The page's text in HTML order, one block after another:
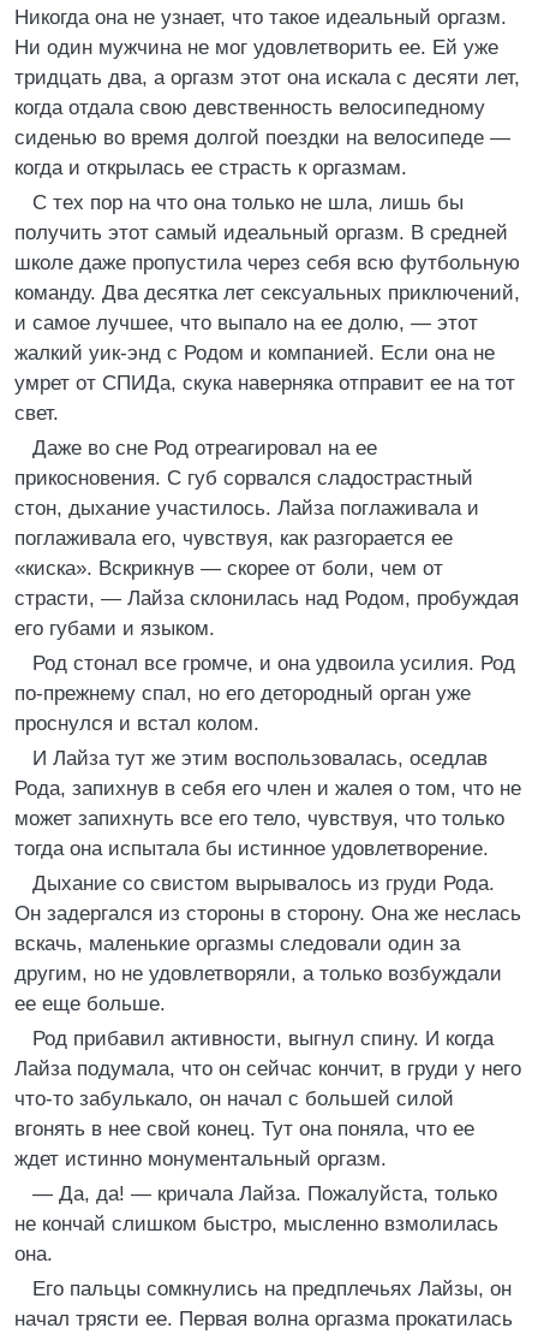
Никогда она не узнает, что такое идеальный оргазм.
Ни один мужчина не мог удовлетворить ее. Ей уже
тридцать два, а оргазм этот она искала с десяти лет,
когда отдала свою девственность велосипедному
сиденью во время долгой поездки на велосипеде —
когда и открылась ее страсть к оргазмам.
С тех пор на что она только не шла, лишь бы
получить этот самый идеальный оргазм. В средней
школе даже пропустила через себя всю футбольную
команду. Два десятка лет сексуальных приключений,
и самое лучшее, что выпало на ее долю, — этот
жалкий уик-энд с Родом и компанией. Если она не
умрет от СПИДа, скука наверняка отправит ее на тот
свет.
Даже во сне Род отреагировал на ее
прикосновения. С губ сорвался сладострастный
стон, дыхание участилось. Лайза поглаживала и
поглаживала его, чувствуя, как разгорается ее
«киска». Вскрикнув — скорее от боли, чем от
страсти, — Лайза склонилась над Родом, пробуждая
его губами и языком.
Род стонал все громче, и она удвоила усилия. Род
по-прежнему спал, но его детородный орган уже
проснулся и встал колом.
И Лайза тут же этим воспользовалась, оседлав
Рода, запихнув в себя его член и жалея о том, что не
может запихнуть все его тело, чувствуя, что только
тогда она испытала бы истинное удовлетворение.
Дыхание со свистом вырывалось из груди Рода.
Он задергался из стороны в сторону. Она же неслась
вскачь, маленькие оргазмы следовали один за
другим, но не удовлетворяли, а только возбуждали
ее еще больше.
Род прибавил активности, выгнул спину. И когда
Лайза подумала, что он сейчас кончит, в груди у него
что-то забулькало, он начал с большей силой
вгонять в нее свой конец. Тут она поняла, что ее
ждет истинно монументальный оргазм.
— Да, да! — кричала Лайза. Пожалуйста, только
не кончай слишком быстро, мысленно взмолилась
она.
Его пальцы сомкнулись на предплечьях Лайзы, он
начал трясти ее. Первая волна оргазма прокатилась